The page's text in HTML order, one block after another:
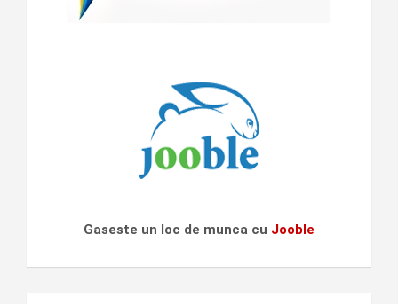
Gaseste un loc de munca cu Jooble